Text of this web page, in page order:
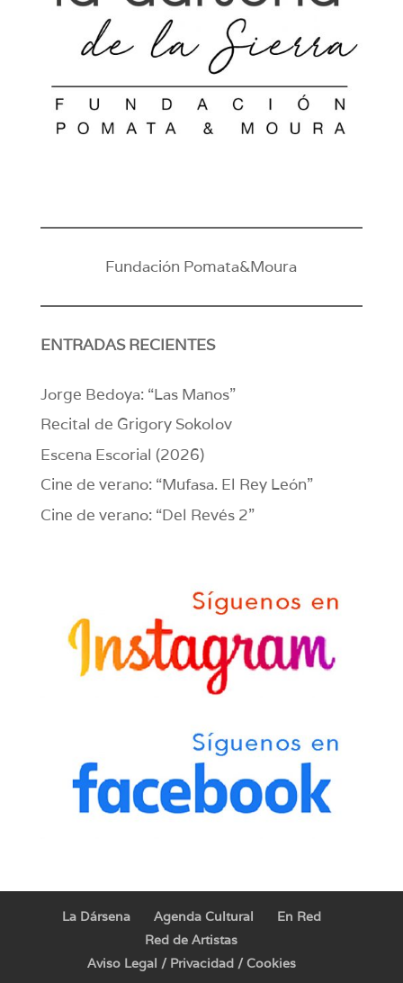
Fundación Pomata&Moura
ENTRADAS RECIENTES
Jorge Bedoya: “Las Manos”
Recital de Grigory Sokolov
Escena Escorial (2026)
Cine de verano: “Mufasa. El Rey León”
Cine de verano: “Del Revés 2”
La Dársena Agenda Cultural
En Red
Red de Artistas
Aviso Legal / Privacidad / Cookies